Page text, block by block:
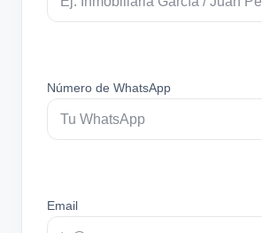
Número de WhatsApp
Email